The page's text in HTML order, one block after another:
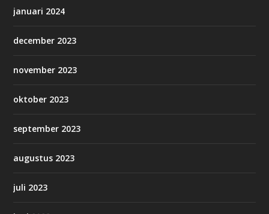
januari 2024
december 2023
november 2023
oktober 2023
september 2023
augustus 2023
juli 2023